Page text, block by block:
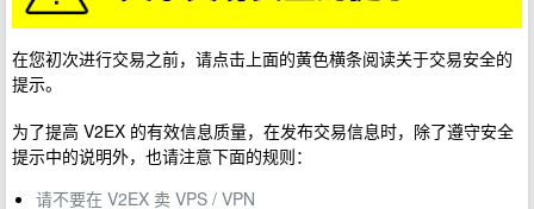
在您初次进行交易之前，请点击上面的黄色横条阅读关于交易安全的
提示。
为了提高 V2EX 的有效信息质量，在发布交易信息时，除了遵守安全
提示中的说明外，也请注意下面的规则：
请不要在 V2EX 卖 VPS / VPN